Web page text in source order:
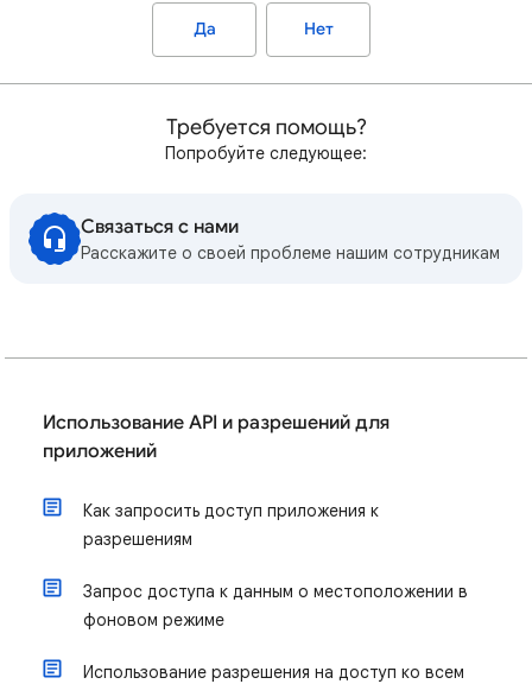
Да Нет
Требуется помощь?
Попробуйте следующее:
Связаться с нами
Расскажите о своей проблеме нашим сотрудникам
Использование API и разрешений для
приложений
Как запросить доступ приложения к
разрешениям
Запрос доступа к данным о местоположении в
фоновом режиме
Использование разрешения на доступ ко всем